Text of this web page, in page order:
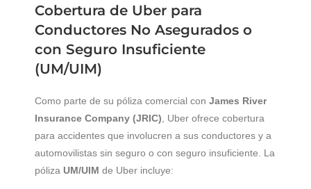
Cobertura de Uber para
Conductores No Asegurados o
con Seguro Insuficiente
(UM/UIM)
Como parte de su póliza comercial con James River
Insurance Company (JRIC) , Uber ofrece cobertura
para accidentes que involucren a sus conductores y a
automovilistas sin seguro o con seguro insuficiente. La
póliza UM/UIM de Uber incluye: